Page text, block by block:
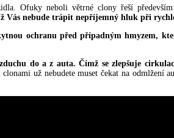
Ofuky neboli větrné clony řeší
Vás nebude trápit nepříjemný hluk při
ochranu před případným hmyzem,
do a z auta. Čímž se zlepšuje
už nebudete muset čekat na odmlžení